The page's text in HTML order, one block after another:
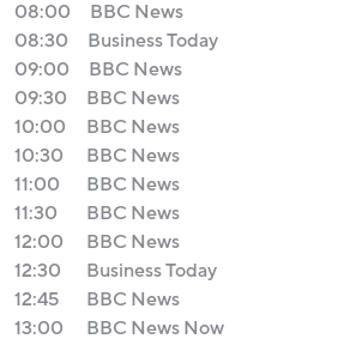
08:00
BBC News
08:30
Business Today
09:00
BBC News
09:30
BBC News
10:00
BBC News
10:30
BBC News
11:00
BBC News
11:30
BBC News
12:00
BBC News
12:30
Business Today
12:45
BBC News
13:00
BBC News Now